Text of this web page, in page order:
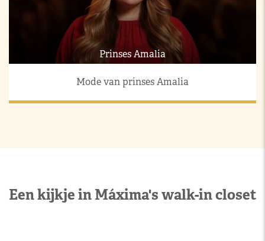
Prinses Amalia
Mode van prinses Amalia
Een kijkje in Máxima's walk-in closet